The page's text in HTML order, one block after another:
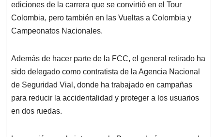
ediciones de la carrera que se convirtió en el Tour
Colombia, pero también en las Vueltas a Colombia y
Campeonatos Nacionales.
Además de hacer parte de la FCC, el general retirado ha
sido delegado como contratista de la Agencia Nacional
de Seguridad Vial, donde ha trabajado en campañas
para reducir la accidentalidad y proteger a los usuarios
en dos ruedas.